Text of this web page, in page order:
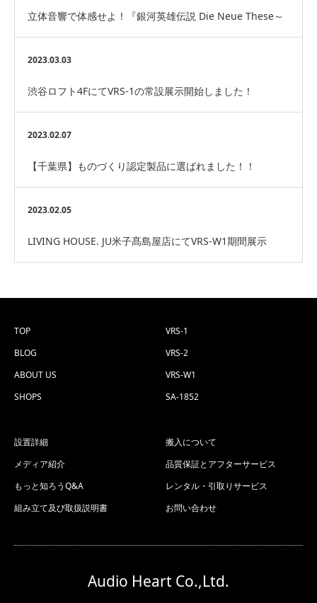
立体音響で体感せよ！『銀河英雄伝説 Die Neue These～
神々の黄昏（ラグナロック）作戦～』…
2023.03.03
渋谷ロフト4FにてVRS-1の常設展示開始しました！
2023.02.07
【千葉県】ものづくり認定製品に選ばれました！！
2023.02.05
LIVING HOUSE. JU米子髙島屋店にてVRS-W1期間展示
TOP
BLOG
ABOUT US
SHOPS
VRS-1
VRS-2
VRS-W1
SA-1852
設置詳細
メディア紹介
もっと知ろうQ&A
組み立て及び取扱説明書
搬入について
品質保証とアフターサービス
レンタル・引取りサービス
お問い合わせ
Audio Heart Co.,Ltd.